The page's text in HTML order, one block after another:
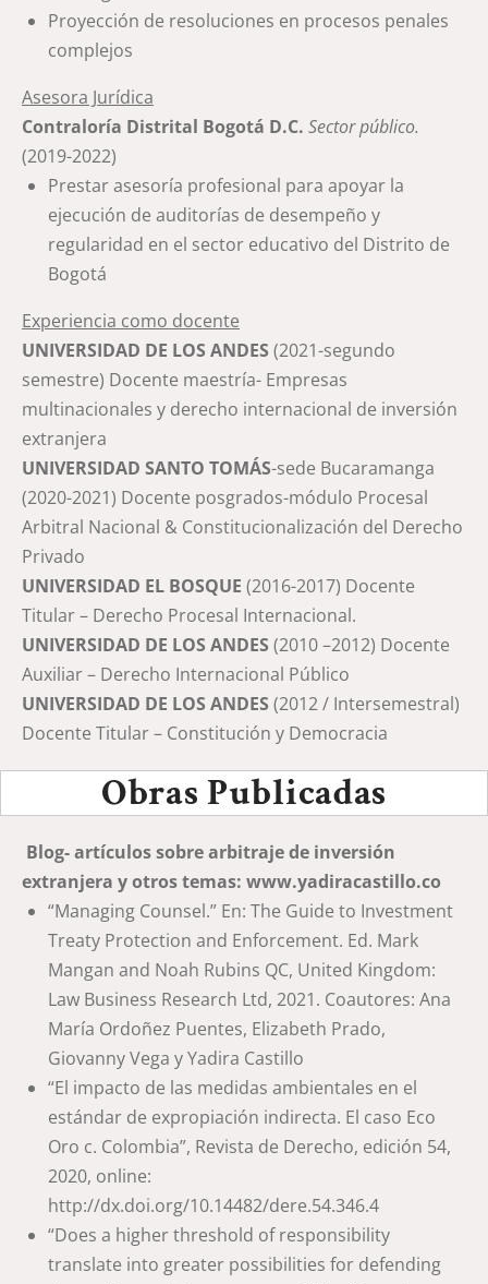
Proyección de resoluciones en procesos penales
complejos
Asesora Jurídica
Contraloría Distrital Bogotá D.C. Sector público.
(2019-2022)
Prestar asesoría profesional para apoyar la
ejecución de auditorías de desempeño y
regularidad en el sector educativo del Distrito de
Bogotá
Experiencia como docente
UNIVERSIDAD DE LOS ANDES (2021-segundo
semestre) Docente maestría- Empresas
multinacionales y derecho internacional de inversión
extranjera
UNIVERSIDAD SANTO TOMÁS-sede Bucaramanga
(2020-2021) Docente posgrados-módulo Procesal
Arbitral Nacional & Constitucionalización del Derecho
Privado
UNIVERSIDAD EL BOSQUE (2016-2017) Docente
Titular – Derecho Procesal Internacional.
UNIVERSIDAD DE LOS ANDES (2010 –2012) Docente
Auxiliar – Derecho Internacional Público
UNIVERSIDAD DE LOS ANDES (2012 / Intersemestral)
Docente Titular – Constitución y Democracia
Obras Publicadas
Blog- artículos sobre arbitraje de inversión
extranjera y otros temas: www.yadiracastillo.co
“Managing Counsel.” En: The Guide to Investment
Treaty Protection and Enforcement. Ed. Mark
Mangan and Noah Rubins QC, United Kingdom:
Law Business Research Ltd, 2021. Coautores: Ana
María Ordoñez Puentes, Elizabeth Prado,
Giovanny Vega y Yadira Castillo
“El impacto de las medidas ambientales en el
estándar de expropiación indirecta. El caso Eco
Oro c. Colombia”, Revista de Derecho, edición 54,
2020, online:
http://dx.doi.org/10.14482/dere.54.346.4
“Does a higher threshold of responsibility
translate into greater possibilities for defending